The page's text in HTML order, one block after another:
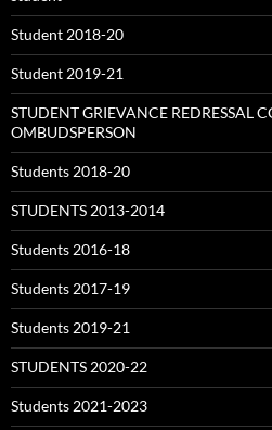
Student 2018-20
Student 2019-21
STUDENT GRIEVANCE REDRESSAL
OMBUDSPERSON
Students 2018-20
STUDENTS 2013-2014
Students 2016-18
Students 2017-19
Students 2019-21
STUDENTS 2020-22
Students 2021-2023